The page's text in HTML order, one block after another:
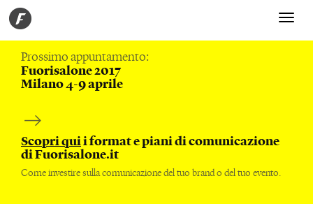
Toggle
Prossimo appuntamento:
Fuorisalone 2017
Milano 4-9 aprile
Scopri quii format e piani di comunicazione
di Fuorisalone.it
Come investire sulla comunicazione del tuo brand o del tuo evento.